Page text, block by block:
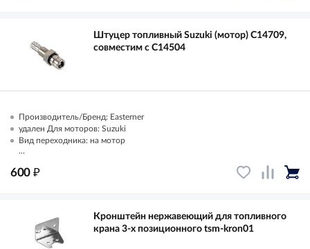
Штуцер топливный Suzuki (мотор) С14709,
совместим с C14504
Производитель/Бренд: Easterner
удален Для моторов: Suzuki
Вид переходника: на мотор
...
600 ₽
Кронштейн нержавеющий для топливного
крана 3-х позиционного tsm-kron01